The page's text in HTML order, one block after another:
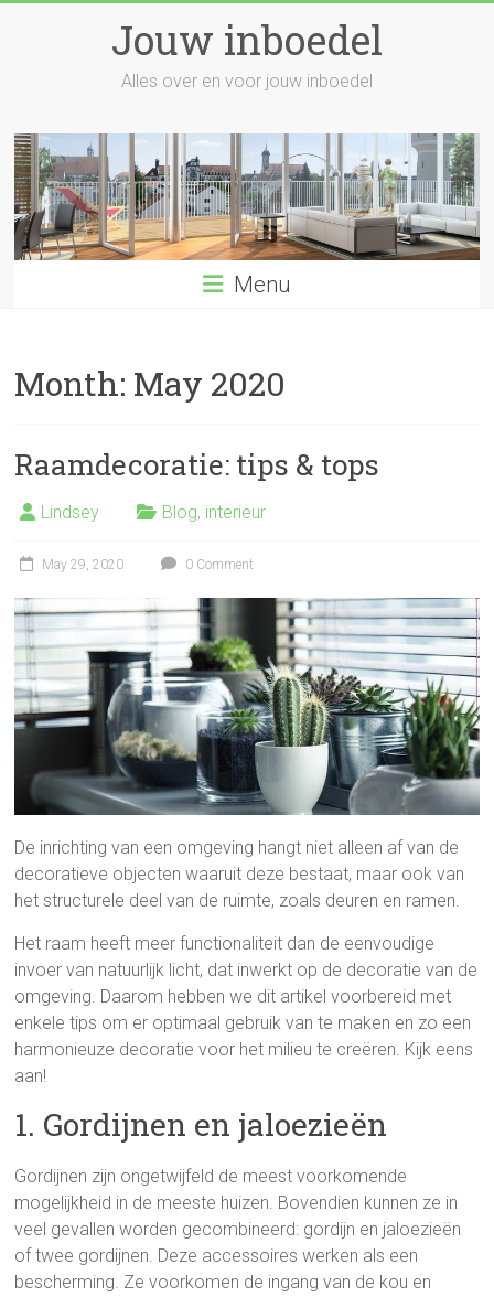
Jouw inboedel
Alles over en voor jouw inboedel
Menu
Month: May 2020
Raamdecoratie: tips & tops
Lindsey Blog, interieur
May 29, 2020 0 Comment
De inrichting van een omgeving hangt niet alleen af van de
decoratieve objecten waaruit deze bestaat, maar ook van
het structurele deel van de ruimte, zoals deuren en ramen.
Het raam heeft meer functionaliteit dan de eenvoudige
invoer van natuurlijk licht, dat inwerkt op de decoratie van de
omgeving. Daarom hebben we dit artikel voorbereid met
enkele tips om er optimaal gebruik van te maken en zo een
harmonieuze decoratie voor het milieu te creëren. Kijk eens
aan!
1. Gordijnen en jaloezieën
Gordijnen zijn ongetwijfeld de meest voorkomende
mogelijkheid in de meeste huizen. Bovendien kunnen ze in
veel gevallen worden gecombineerd: gordijn en jaloezieën
of twee gordijnen. Deze accessoires werken als een
bescherming. Ze voorkomen de ingang van de kou en